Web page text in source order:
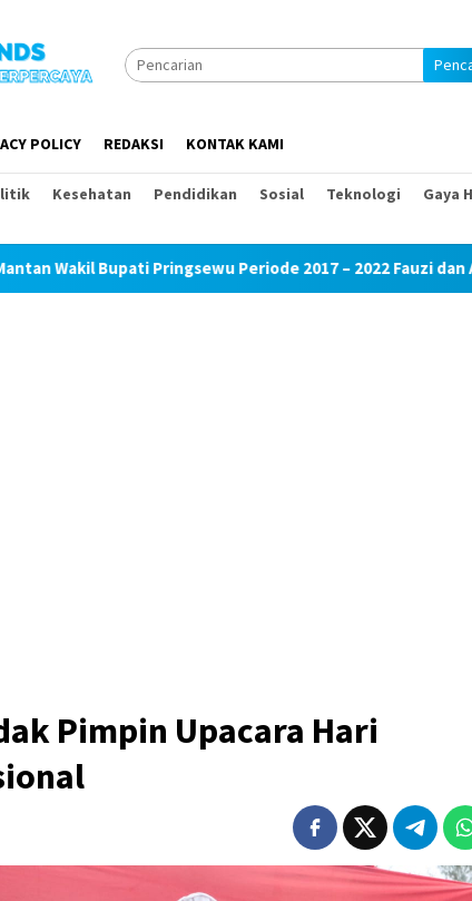
POLICY REDAKSI KONTAK KAMI
Kesehatan Pendidikan Sosial Teknologi Gaya
Pringsewu Periode 2017 – 2022 Fauzi dan Almira Nabila
Pimpin Upacara Hari